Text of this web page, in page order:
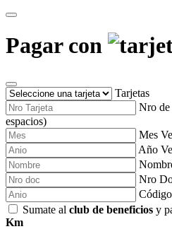
Pagar con
Tarjetas
Nro de
espacios)
Mes
Año
Nro
Sumate al club de beneficios y
Km